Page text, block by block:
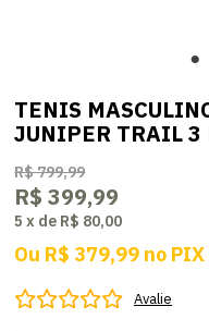
TENIS
JUNIPER TRAIL 3
R$ 799,99
R$ 399,99
5 x de R$ 80,00
Ou R$ 379,99 no PIX
Avalie